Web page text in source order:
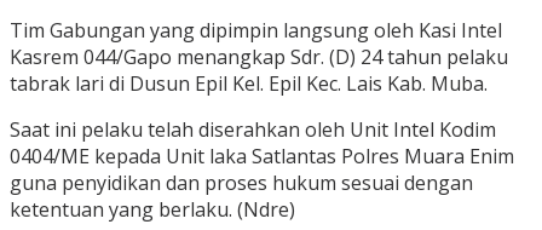
Tim Gabungan yang dipimpin langsung oleh Kasi Intel
Kasrem 044/Gapo menangkap Sdr. (D) 24 tahun pelaku
tabrak lari di Dusun Epil Kel. Epil Kec. Lais Kab. Muba.
Saat ini pelaku telah diserahkan oleh Unit Intel Kodim
0404/ME kepada Unit laka Satlantas Polres Muara Enim
guna penyidikan dan proses hukum sesuai dengan
ketentuan yang berlaku. (Ndre)